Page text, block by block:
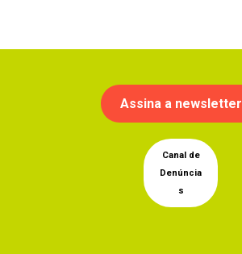
Assina a newsletter
Canal de
Denúncia
s